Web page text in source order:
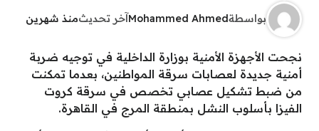
بواسطةMohammed Ahmed آخر تحديثمنذ شهرين
نجحت الأجهزة الأمنية بوزارة الداخلية في توجيه ضربة
أمنية جديدة لعصابات سرقة المواطنين، بعدما تمكنت
من ضبط تشكيل عصابي تخصص في سرقة كروت
الفيزا بأسلوب النشل بمنطقة المرج في القاهرة.